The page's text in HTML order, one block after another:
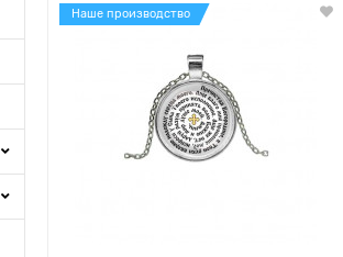
Наше производство